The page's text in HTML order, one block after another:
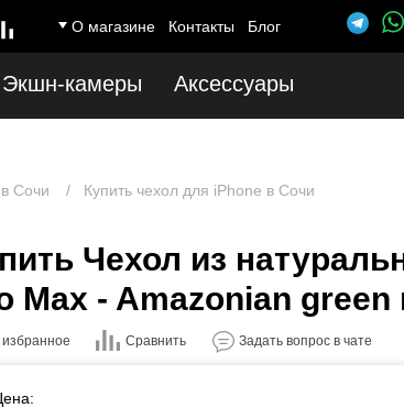
model/catalog/category.php
: Undefined index:
О магазине Контакты Блог
Экшн-камеры Аксессуары
Сочи Купить чехол для iPhone в Сочи
Чехол из
Max - Amazonian green
избранное Сравнить Задать вопрос в чате